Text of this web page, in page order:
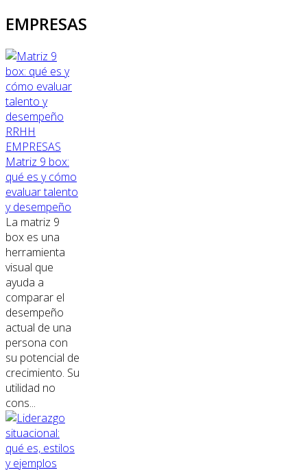
EMPRESAS
RRHH
EMPRESAS
Matriz 9 box:
qué es y cómo
evaluar talento
y desempeño
La matriz 9
box es una
herramienta
visual que
ayuda a
comparar el
desempeño
actual de una
persona con
su potencial de
crecimiento. Su
utilidad no
cons...